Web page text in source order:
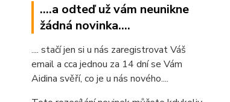
....a odteď už vám neunikne
žádná novinka....
.... stačí jen si u nás zaregistrovat Váš
email a cca jednou za 14 dní se Vám
Aidina svěří, co je u nás nového....